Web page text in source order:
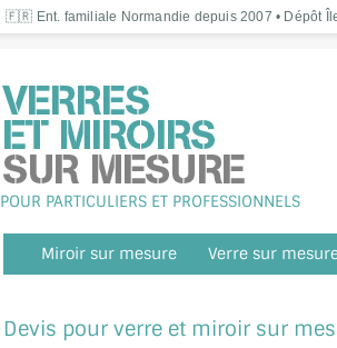
🇫🇷 Ent. familiale Normandie depuis 2007 • Dépôt
POUR PARTICULIERS ET PROFESSIONNELS
Miroir sur mesure Verre sur
Devis pour verre et miroir sur